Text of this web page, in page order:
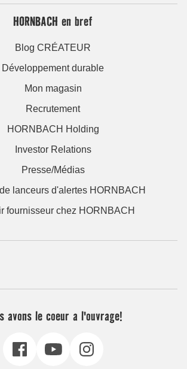
HORNBACH en bref
Blog CRÉATEUR
Développement durable
Mon magasin
Recrutement
HORNBACH Holding
Investor Relations
Presse/Médias
lanceurs d'alertes HORNBACH
fournisseur chez HORNBACH
avons le coeur a l'ouvrage!